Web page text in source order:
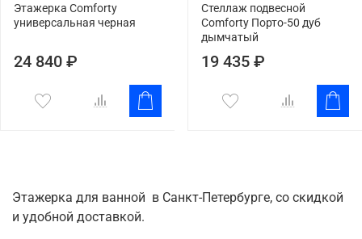
Этажерка Comforty
универсальная черная
24 840 ₽
Стеллаж подвесной
Comforty Порто-50 дуб
дымчатый
19 435 ₽
Этажерка для ванной в Санкт-Петербурге, со скидкой
и удобной доставкой.